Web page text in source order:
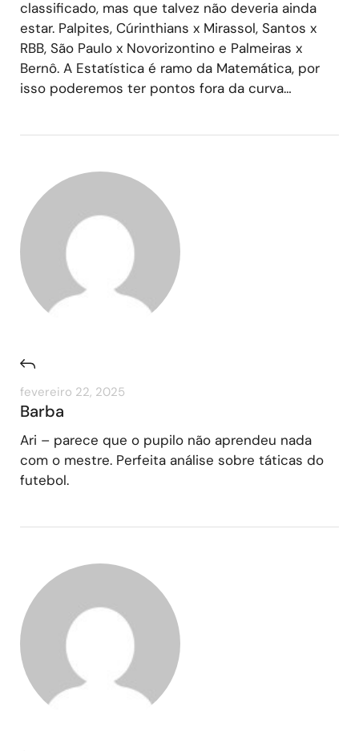
classificado, mas que talvez não deveria ainda
estar. Palpites, Cúrinthians x Mirassol, Santos x
RBB, São Paulo x Novorizontino e Palmeiras x
Bernô. A Estatística é ramo da Matemática, por
isso poderemos ter pontos fora da curva…
fevereiro 22, 2025
Barba
Ari – parece que o pupilo não aprendeu nada
com o mestre. Perfeita análise sobre táticas do
futebol.